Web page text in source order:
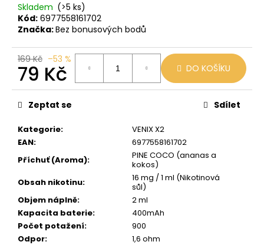
Skladem (>5 ks)
Kód: 6977558161702
Značka:Bez bonusových bodů
169 Kč –53 %
79 Kč
Měrná
cena:
DO KOŠÍKU
Kategorie:
VENIX X2
EAN:
6977558161702
Příchuť (Aroma):
PINE COCO (ananas a
kokos)
Obsah nikotinu:
16 mg / 1 ml (Nikotinová
sůl)
Objem náplně:
2 ml
Kapacita baterie:
400mAh
Počet potažení:
900
Odpor: 1,6 ohm
Zeptat se Sdílet
o
č
u
e
m
X2
79
Kč
Původně:
169
Kč